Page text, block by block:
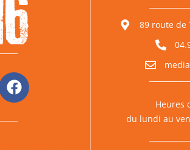
89 route de
Heures
du lundi au